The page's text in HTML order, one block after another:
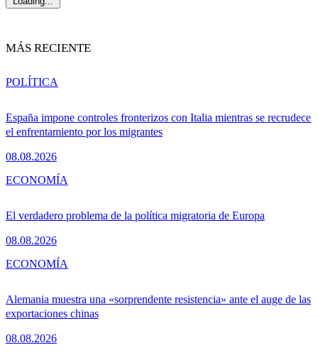
MÁS RECIENTE
España impone controles fronterizos con Italia mientras se recrudece
el enfrentamiento por los migrantes
08.08.2026
POLÍTICA
El verdadero problema de la política migratoria de Europa
08.08.2026
ECONOMÍA
Alemania muestra una «sorprendente resistencia» ante el auge de las
exportaciones chinas
08.08.2026
ECONOMÍA